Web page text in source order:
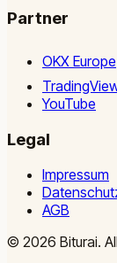
Partner
OKX Europe
YouTube
Legal
Impressum
AGB
© 2026 Biturai.